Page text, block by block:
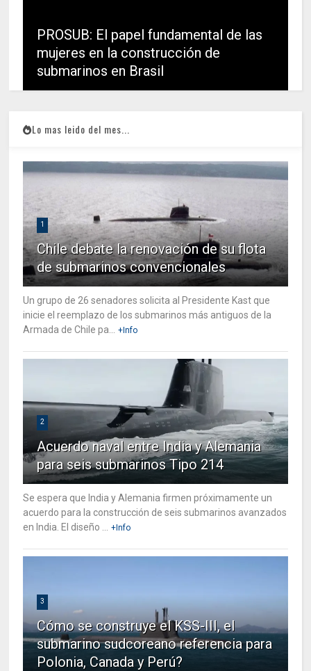
PROSUB: El papel fundamental de las
mujeres en la construcción de
submarinos en Brasil
Lo mas leido del mes...
1
Chile debate la renovación de su flota
de submarinos convencionales
Un grupo de 26 senadores solicita al Presidente Kast que
inicie el reemplazo de los submarinos más antiguos de la
Armada de Chile pa...
+Info
2
Acuerdo naval entre India y Alemania
para seis submarinos Tipo 214
Se espera que India y Alemania firmen próximamente un
acuerdo para la construcción de seis submarinos avanzados
en India. El diseño ...
+Info
3
Cómo se construye el KSS-III, el
submarino sudcoreano referencia para
Polonia, Canada y Perú?